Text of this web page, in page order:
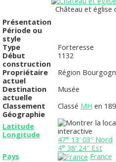
Château et église
Présentation
Période ou
style
Type
Forteresse
Début
construction
1132
Propriétaire
actuel
Région
Destination
actuelle
Musée
Classement
Classé MH en
Géographie
Latitude
Longitude
47° 13′ 03″ Nord
4° 38′ 24″ Est
Pays
France